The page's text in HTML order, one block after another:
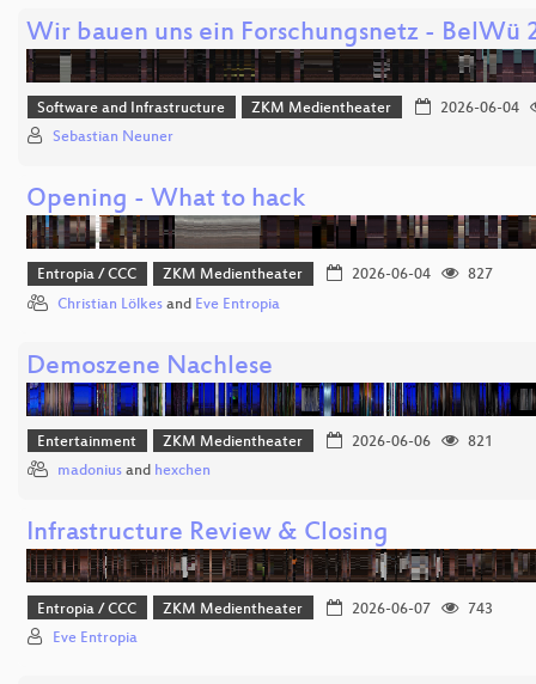
Wir bauen uns ein Forschungsnetz - BelWü
Software and Infrastructure ZKM Medientheater
2026-06-04
Sebastian Neuner
Opening - What to hack
Entropia / CCC ZKM Medientheater 2026-06-04
827
Christian Lölkes and Eve Entropia
Demoszene Nachlese
Entertainment ZKM Medientheater 2026-06-06
821
madonius and hexchen
Infrastructure Review & Closing
Entropia / CCC ZKM Medientheater 2026-06-07
743
Eve Entropia